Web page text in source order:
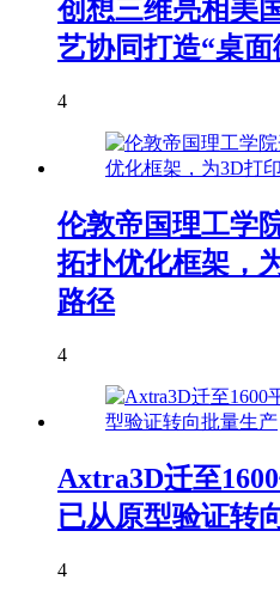
创想三维亮相美
艺协同打造“桌面
4
伦敦帝国理工学
拓扑优化框架，
路径
4
Axtra3D迁至
已从原型验证转
4